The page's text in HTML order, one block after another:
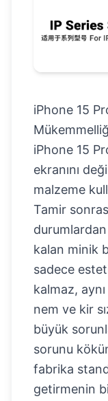
iPhone 15
iPhone 15
ekranını
malzeme
Tamir
kalan minik
sadece
kalmaz,
nem ve kir
büyük
sorunu
fabrika
getirmenin